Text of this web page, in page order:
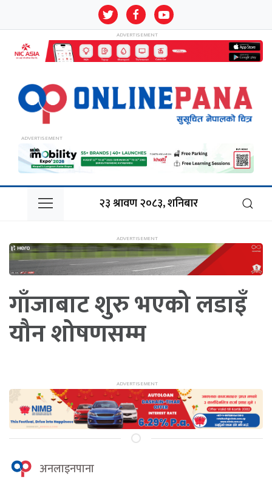
२३ श्रावण २०८३, शनिबार
गाँजाबाट शुरु भएको लडाइँ
यौन शोषणसम्म
अनलाइनपाना